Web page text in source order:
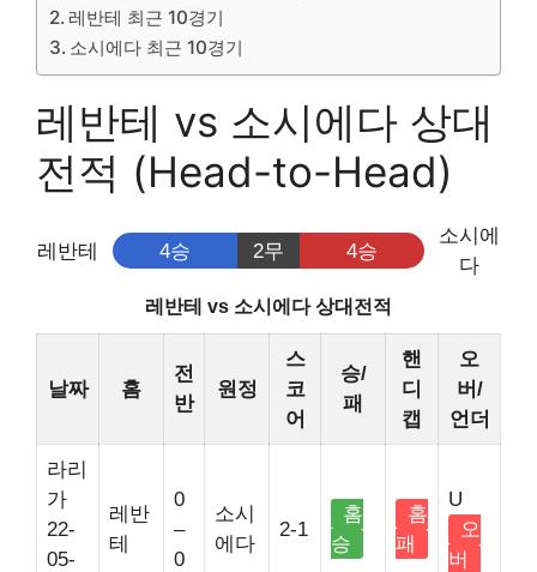
레반테 최근 10경기
소시에다 최근 10경기
레반테 vs 소시에다 상대
전적 (Head-to-Head)
레반테 4승 2무 4승
소시에
다
레반테 vs 소시에다 상대전적
날짜 홈
전
반
원정
스
코
어
승/
패
핸
디
캡
오
버/
언더
라리
가
22-
05-
레반
테
0
–
0
소시
에다
2-1
홈
승
홈
패
U
오
버